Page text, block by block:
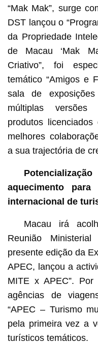
“Mak Mak”, surge
DST lançou o
da Propriedade
de Macau ‘Mak
Criativo”, foi
temático “Amigos e
sala de
múltiplas versões
produtos
melhores
a sua trajectória de
aquecimento
internacional de
Macau irá
Reunião
presente edição da
APEC, lançou a
MITE x APEC”.
agências de
“APEC – Turismo
pela primeira vez a
turísticos temáticos.